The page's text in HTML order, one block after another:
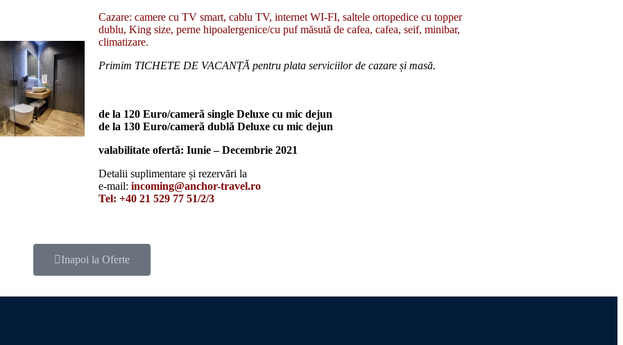
Cazare: camere cu TV smart, cablu TV, internet WI-FI, saltele ortopedice cu topper
dublu, King size, perne hipoalergenice/cu puf măsută de cafea, cafea, seif, minibar,
climatizare.
Primim TICHETE DE VACANȚĂ pentru plata serviciilor de cazare și masă.
de la 120 Euro/cameră single Deluxe cu mic dejun
de la 130 Euro/cameră dublă Deluxe cu mic dejun
valabilitate ofertă: Iunie – Decembrie 2021
Detalii suplimentare și rezervări la
e-mail: incoming@anchor-travel.ro
Tel: +40 21 529 77 51/2/3
Inapoi la Oferte